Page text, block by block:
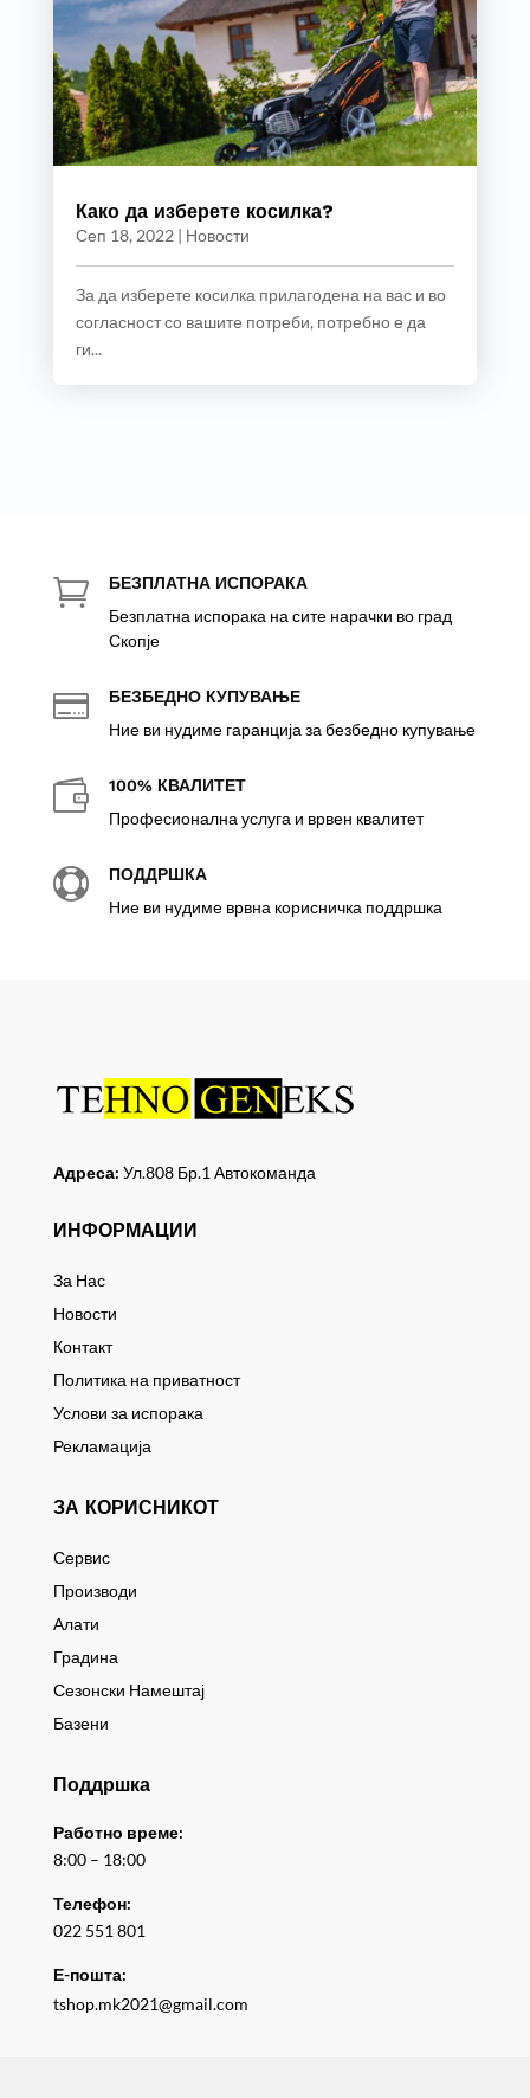
Како да изберете косилка?
Сеп 18, 2022 | Новости
За да изберете косилка прилагодена на вас и во
согласност со вашите потреби, потребно е да
ги...
 БЕЗПЛАТНА ИСПОРАКА
Безплатна испорака на сите нарачки во град
Скопје
 БЕЗБЕДНО КУПУВАЊЕ
Ние ви нудиме гаранција за безбедно купување
 100% КВАЛИТЕТ
Професионална услуга и врвен квалитет
 ПОДДРШКА
Ние ви нудиме врвна корисничка поддршка
Адреса: Ул.808 Бр.1 Автокоманда
ИНФОРМАЦИИ
За Нас
Новости
Контакт
Политика на приватност
Услови за испорака
Рекламација
ЗА КОРИСНИКОТ
Сервис
Производи
Алати
Градина
Сезонски Намештај
Базени
Поддршка
Работно време:
8:00 – 18:00
Телефон:
022 551 801
Е-пошта:
tshop.mk2021@gmail.com